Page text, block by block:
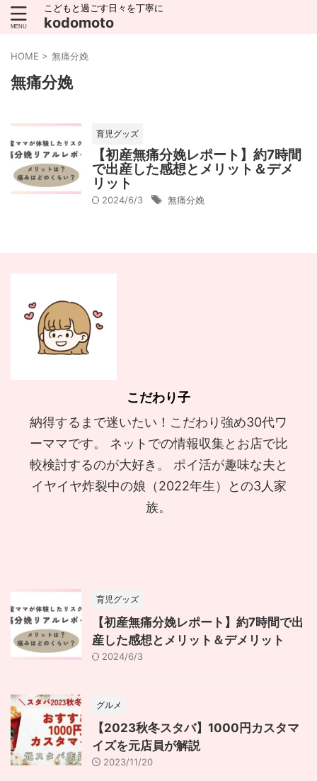
こどもと過ごす日々を丁寧に
kodomoto
HOME > 無痛分娩
無痛分娩
育児グッズ
【初産無痛分娩レポート】約7時間
で出産した感想とメリット＆デメ
リット
2024/6/3 無痛分娩
こだわり子
納得するまで迷いたい！こだわり強め30代ワ
ーママです。 ネットでの情報収集とお店で比
較検討するのが大好き。 ポイ活が趣味な夫と
イヤイヤ炸裂中の娘（2022年生）との3人家
族。
育児グッズ
【初産無痛分娩レポート】約7時間で出
産した感想とメリット＆デメリット
2024/6/3
グルメ
【2023秋冬スタバ】1000円カスタマ
イズを元店員が解説
2023/11/20